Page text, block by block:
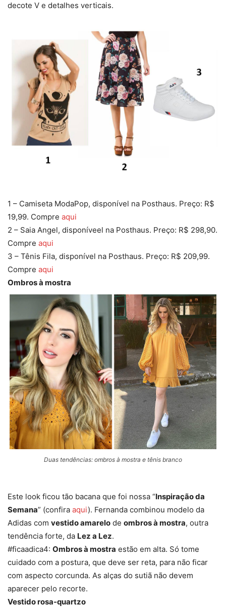
decote V e detalhes verticais.
1 – Camiseta ModaPop, disponível na Posthaus. Preço: R$
19,99. Compre aqui
2 – Saia Angel, disponíveel na Posthaus. Preço: R$ 298,90.
Compre aqui
3 – Tênis Fila, disponível na Posthaus. Preço: R$ 209,99.
Compre aqui
Ombros à mostra
Duas tendências: ombros à mostra e tênis branco
Este look ficou tão bacana que foi nossa “Inspiração da
Semana” (confira aqui). Fernanda combinou modelo da
Adidas com vestido amarelo de ombros à mostra, outra
tendência forte, da Lez a Lez.
#ficaadica4: Ombros à mostra estão em alta. Só tome
cuidado com a postura, que deve ser reta, para não ficar
com aspecto corcunda. As alças do sutiã não devem
aparecer pelo recorte.
Vestido rosa-quartzo